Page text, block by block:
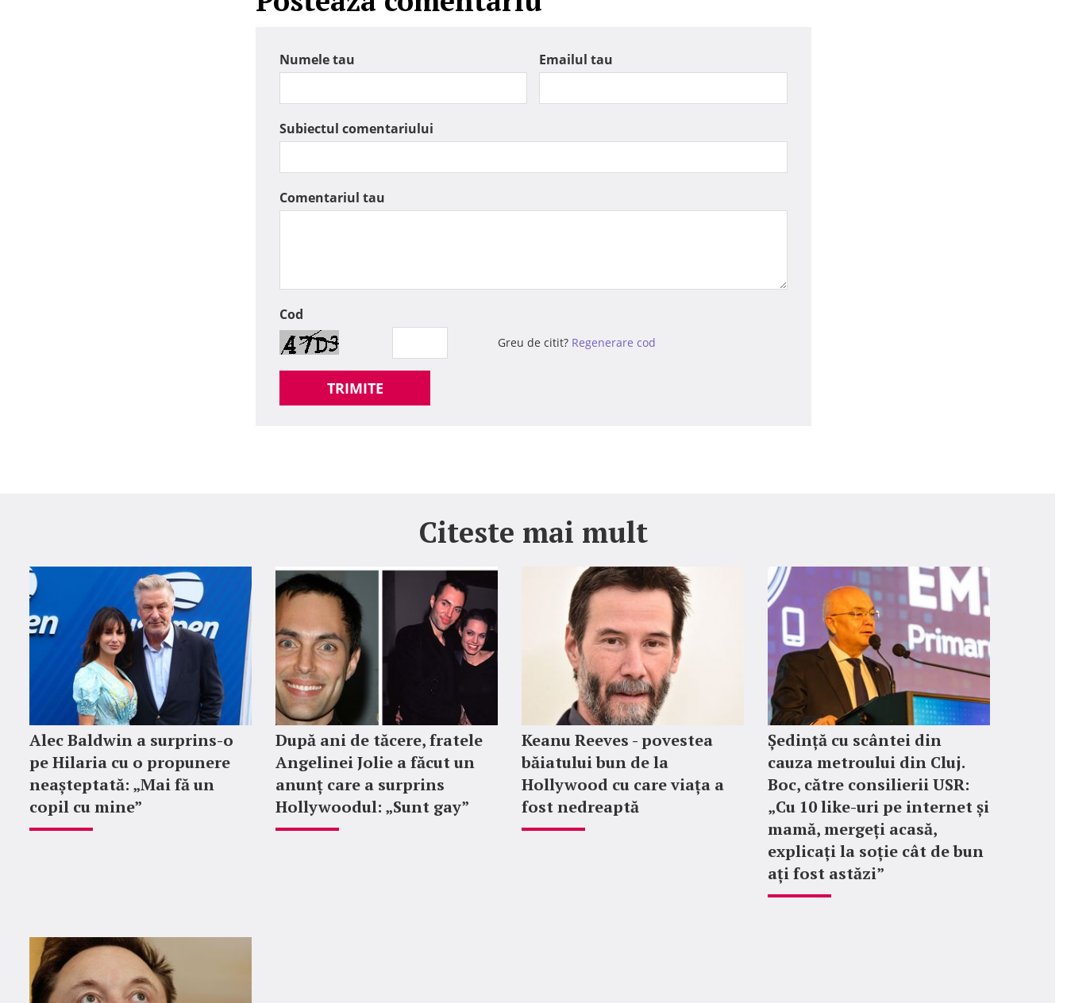
Numele tau Emailul tau
Subiectul comentariului
Comentariul tau
Cod
Greu de citit? Regenerare cod
TRIMITE
Citeste mai mult
Alec Baldwin a surprins-o
pe Hilaria cu o propunere
neașteptată: „Mai fă un
copil cu mine”
După ani de tăcere, fratele
Angelinei Jolie a făcut un
anunț care a surprins
Hollywoodul: „Sunt gay”
Keanu Reeves - povestea
băiatului bun de la
Hollywood cu care viața a
fost nedreaptă
Ședință cu scântei din
cauza metroului din Cluj.
Boc, către consilierii USR:
„Cu 10 like-uri pe internet și
mamă, mergeți acasă,
explicați la soție cât de bun
ați fost astăzi”